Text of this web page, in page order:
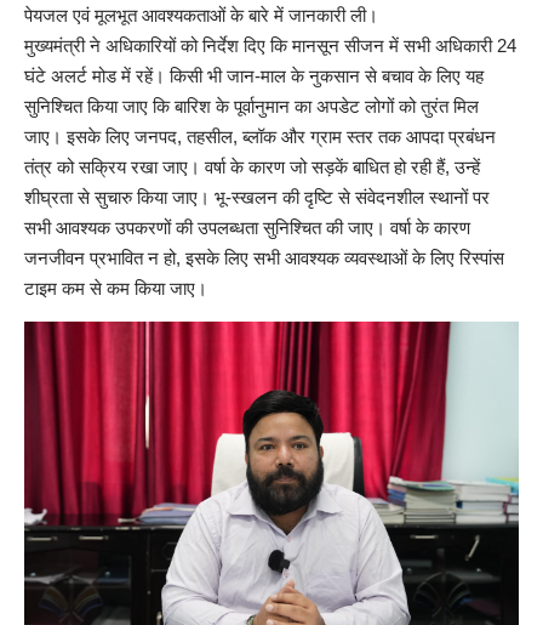
पेयजल एवं मूलभूत आवश्यकताओं के बारे में जानकारी ली।
मुख्यमंत्री ने अधिकारियों को निर्देश दिए कि मानसून सीजन में सभी अधिकारी 24
घंटे अलर्ट मोड में रहें। किसी भी जान-माल के नुकसान से बचाव के लिए यह
सुनिश्चित किया जाए कि बारिश के पूर्वानुमान का अपडेट लोगों को तुरंत मिल
जाए। इसके लिए जनपद, तहसील, ब्लॉक और ग्राम स्तर तक आपदा प्रबंधन
तंत्र को सक्रिय रखा जाए। वर्षा के कारण जो सड़कें बाधित हो रही हैं, उन्हें
शीघ्रता से सुचारु किया जाए। भू-स्खलन की दृष्टि से संवेदनशील स्थानों पर
सभी आवश्यक उपकरणों की उपलब्धता सुनिश्चित की जाए। वर्षा के कारण
जनजीवन प्रभावित न हो, इसके लिए सभी आवश्यक व्यवस्थाओं के लिए रिस्पांस
टाइम कम से कम किया जाए।